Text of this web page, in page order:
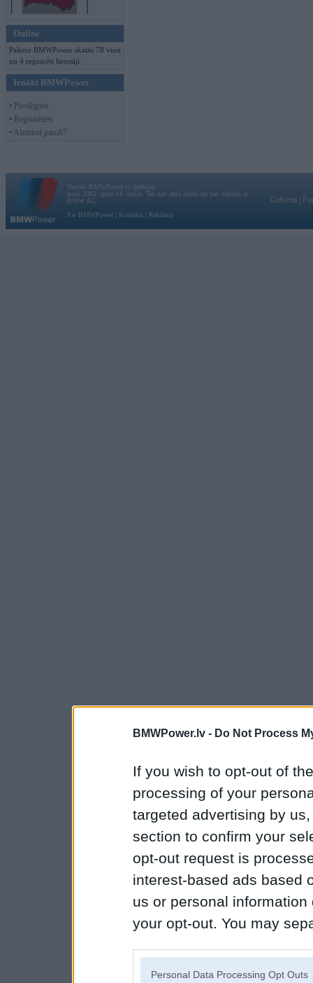
BMWPower.lv - Do Not Process
If you wish to opt-out of
processing of your
targeted advertising by
section to confirm your
opt-out request is
interest-based ads based
us or personal
your opt-out. You may
Personal Data Processing Opt Outs
Online
Pašreiz BMWPower skatās 78 viesi
un 4 reģistrēti lietotāji.
Ienākt BMWPower
• Pieslēgties
• Reģistrēties
• Aizmirsi paroli?
Vortāls BMWPower.lv darbojas
kopš 2002. gada 14. maija. Tas nav auto klubs un nav saistīts ar
BMW AG.
Par BMWPower
Kontakti Reklāma
Galvena